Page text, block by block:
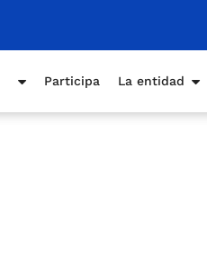
Participa La entidad